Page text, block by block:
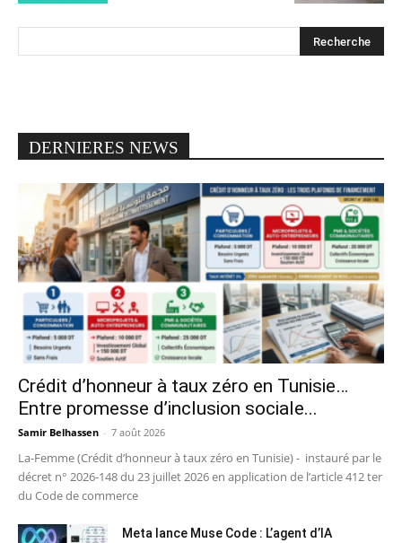
DERNIERES NEWS
Crédit d’honneur à taux zéro en Tunisie…
Entre promesse d’inclusion sociale...
Samir Belhassen - 7 août 2026
La-Femme (Crédit d’honneur à taux zéro en Tunisie) - instauré par le
décret n° 2026-148 du 23 juillet 2026 en application de l’article 412 ter
du Code de commerce
Meta lance Muse Code : L’agent d’IA